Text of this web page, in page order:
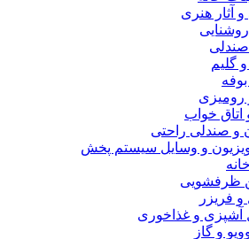
و آثار هنری
گلیم
رومیزی
خواب
و صندلی راحتی
و وسایل سیستم پخش
ظرفشویی
فریزر
آشپزی و غذاخوری
و گاز